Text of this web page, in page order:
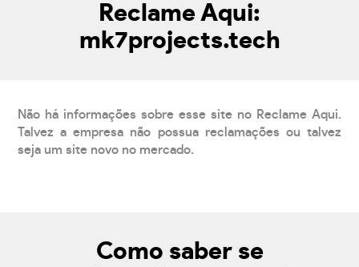
Reclame Aqui:
mk7projects.tech
Não há informações sobre esse site no Reclame Aqui.
Talvez a empresa não possua reclamações ou talvez
seja um site novo no mercado.
Como saber se